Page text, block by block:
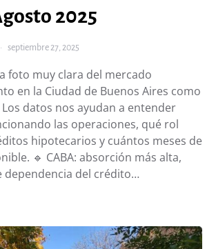
2025
septiembre 27, 2025
foto muy clara del mercado
en la Ciudad de Buenos Aires como
datos nos ayudan a entender
las operaciones, qué rol
hipotecarios y cuántos meses de
🔹 CABA: absorción más alta,
dependencia del crédito…